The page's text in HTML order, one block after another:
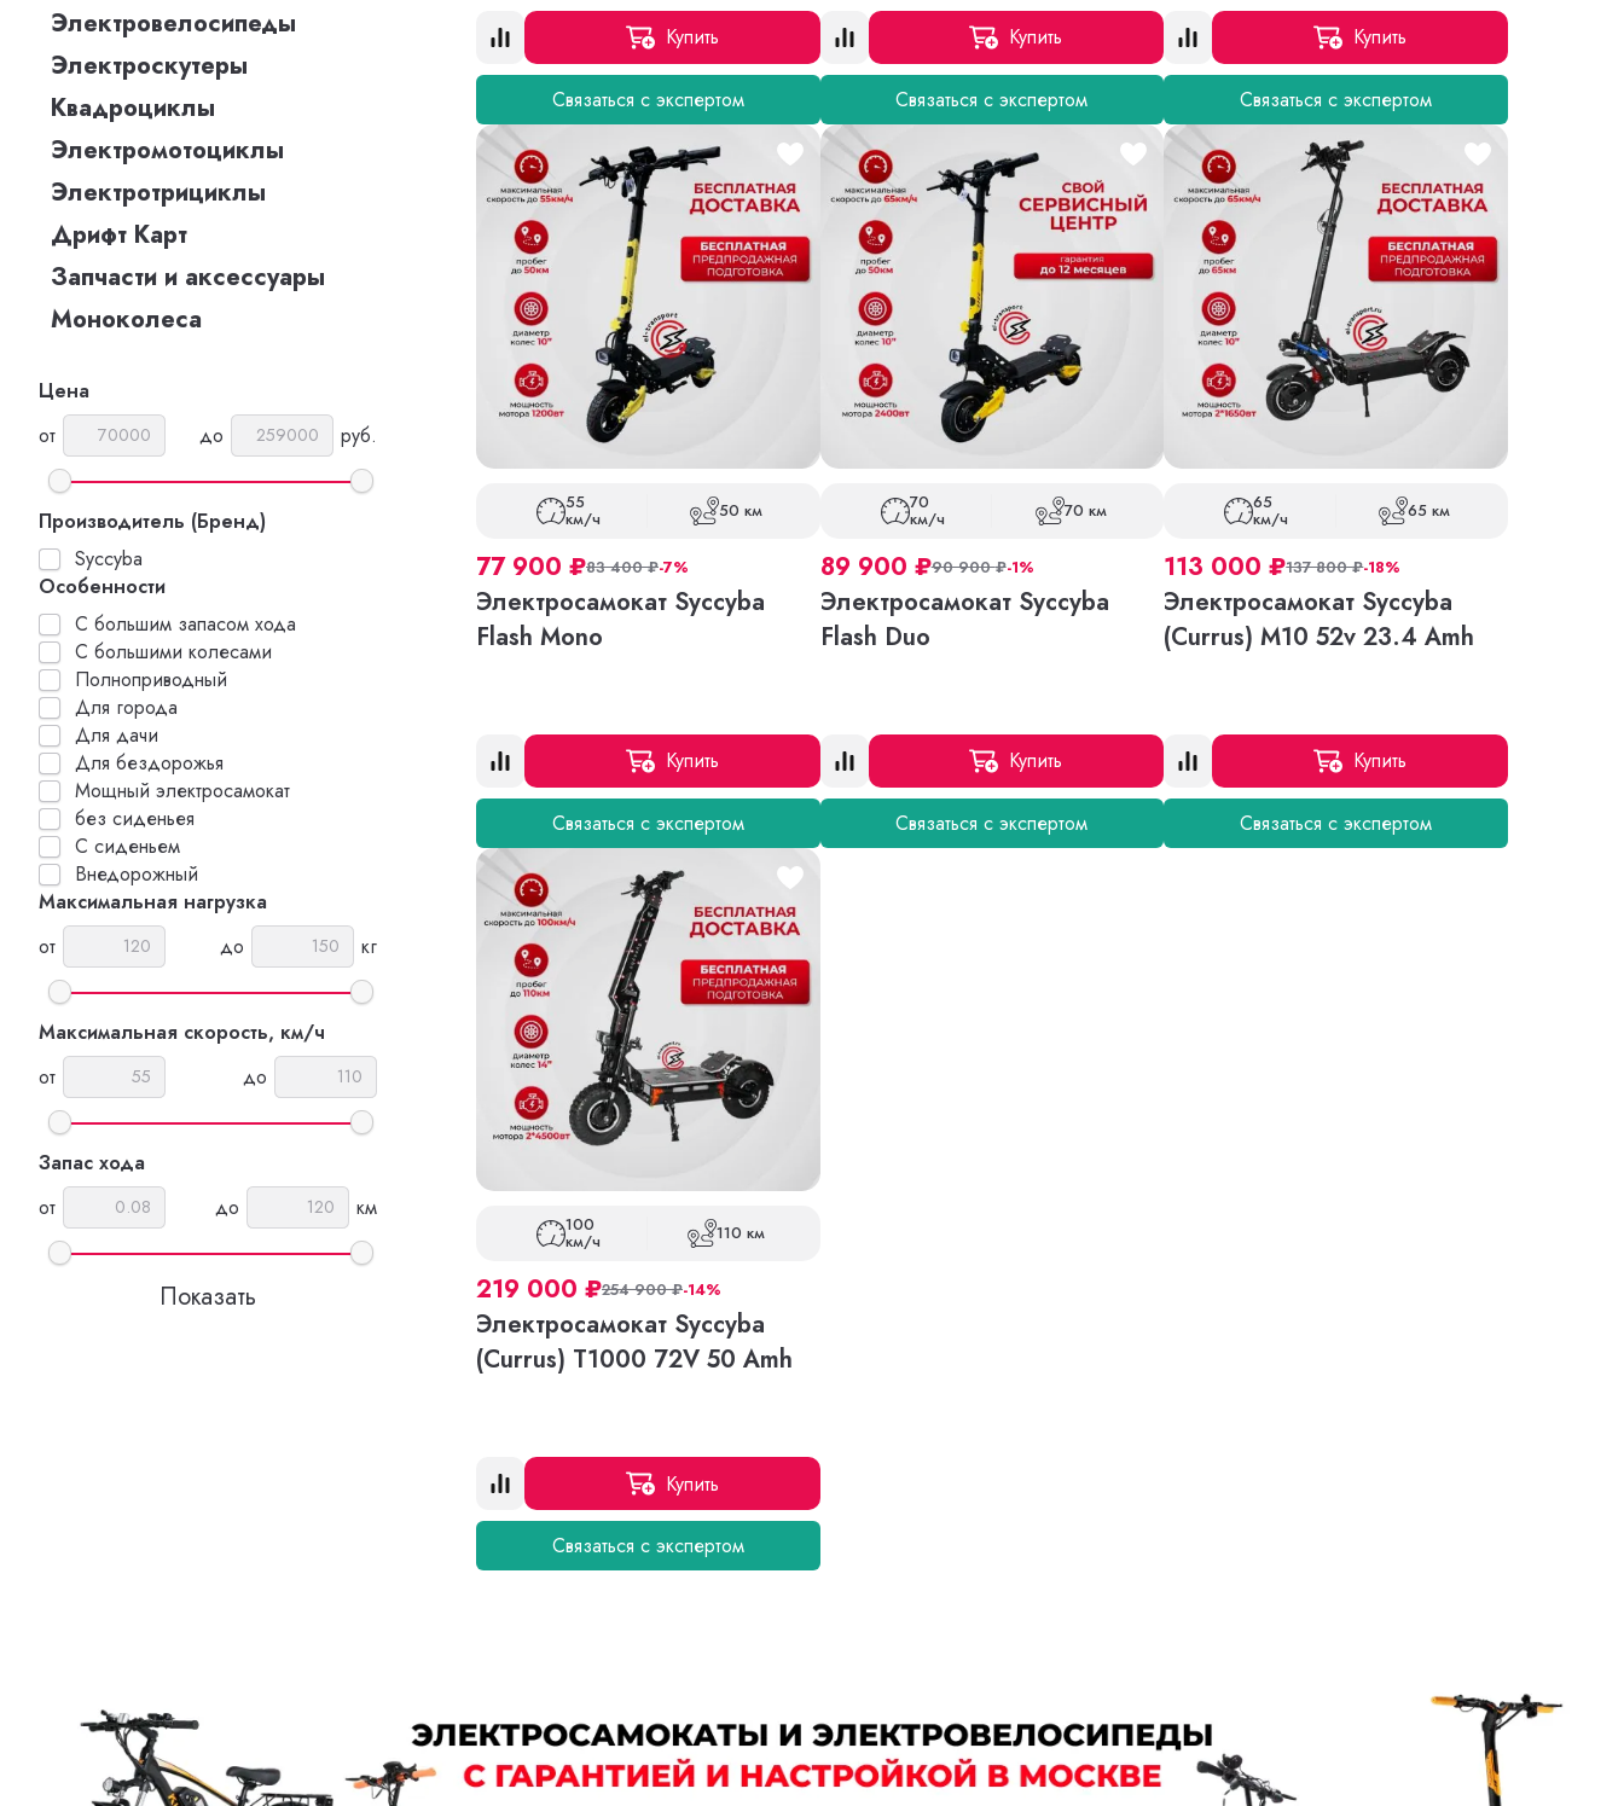
Электровелосипеды
Электроскутеры
Квадроциклы
Электромотоциклы
Электротрициклы
Дрифт Карт
Запчасти и аксессуары
Моноколеса
Цена
от
до руб.
Производитель (Бренд)
Syccyba
Особенности
С большим запасом хода
С большими колесами
Полноприводный
Для города
Для дачи
Для бездорожья
Мощный электросамокат
без сиденьея
С сиденьем
Внедорожный
Максимальная нагрузка
от
до кг
Максимальная скорость, км/ч
от
до
Запас хода
от
до км
Купить
Связаться с экспертом
Купить
Связаться с экспертом
Купить
Связаться с экспертом
55
км/ч 50 км
77 900 ₽83 400₽-7%
Электросамокат Syccyba
Flash Mono
Купить
Связаться с экспертом
70
км/ч 70 км
89 900 ₽90 900₽-1%
Электросамокат Syccyba
Flash Duo
Купить
Связаться с экспертом
65
км/ч 65 км
113 000₽137 800₽-18%
Электросамокат Syccyba
(Currus) M10 52v 23.4 Amh
Купить
Связаться с экспертом
100
км/ч 110 км
219 000 ₽254 900₽-14%
Электросамокат Syccyba
(Currus) T1000 72V 50 Amh
Купить
Связаться с экспертом